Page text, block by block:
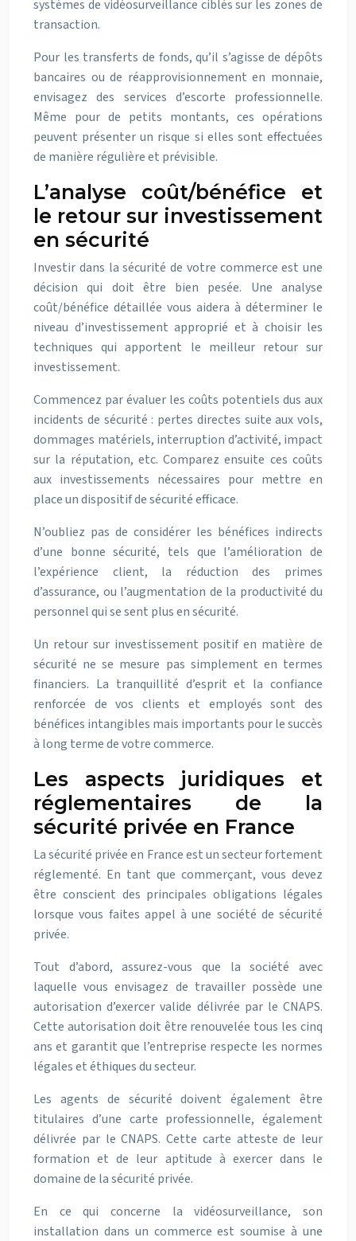
systèmes de vidéosurveillance ciblés sur les zones de
transaction.
Pour les transferts de fonds, qu’il s’agisse de dépôts
bancaires ou de réapprovisionnement en monnaie,
envisagez des services d’escorte professionnelle.
Même pour de petits montants, ces opérations
peuvent présenter un risque si elles sont effectuées
de manière régulière et prévisible.
L’analyse coût/bénéfice et
le retour sur investissement
en sécurité
Investir dans la sécurité de votre commerce est une
décision qui doit être bien pesée. Une analyse
coût/bénéfice détaillée vous aidera à déterminer le
niveau d’investissement approprié et à choisir les
techniques qui apportent le meilleur retour sur
investissement.
Commencez par évaluer les coûts potentiels dus aux
incidents de sécurité : pertes directes suite aux vols,
dommages matériels, interruption d’activité, impact
sur la réputation, etc. Comparez ensuite ces coûts
aux investissements nécessaires pour mettre en
place un dispositif de sécurité efficace.
N’oubliez pas de considérer les bénéfices indirects
d’une bonne sécurité, tels que l’amélioration de
l’expérience client, la réduction des primes
d’assurance, ou l’augmentation de la productivité du
personnel qui se sent plus en sécurité.
Un retour sur investissement positif en matière de
sécurité ne se mesure pas simplement en termes
financiers. La tranquillité d’esprit et la confiance
renforcée de vos clients et employés sont des
bénéfices intangibles mais importants pour le succès
à long terme de votre commerce.
Les aspects juridiques et
réglementaires de la
sécurité privée en France
La sécurité privée en France est un secteur fortement
réglementé. En tant que commerçant, vous devez
être conscient des principales obligations légales
lorsque vous faites appel à une société de sécurité
privée.
Tout d’abord, assurez-vous que la société avec
laquelle vous envisagez de travailler possède une
autorisation d’exercer valide délivrée par le CNAPS.
Cette autorisation doit être renouvelée tous les cinq
ans et garantit que l’entreprise respecte les normes
légales et éthiques du secteur.
Les agents de sécurité doivent également être
titulaires d’une carte professionnelle, également
délivrée par le CNAPS. Cette carte atteste de leur
formation et de leur aptitude à exercer dans le
domaine de la sécurité privée.
En ce qui concerne la vidéosurveillance, son
installation dans un commerce est soumise à une